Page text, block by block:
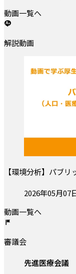
動画一覧へ
解説動画
【環境分析】パブ
投稿日:2026年05月07
動画一覧へ
審議会
先進医療会議